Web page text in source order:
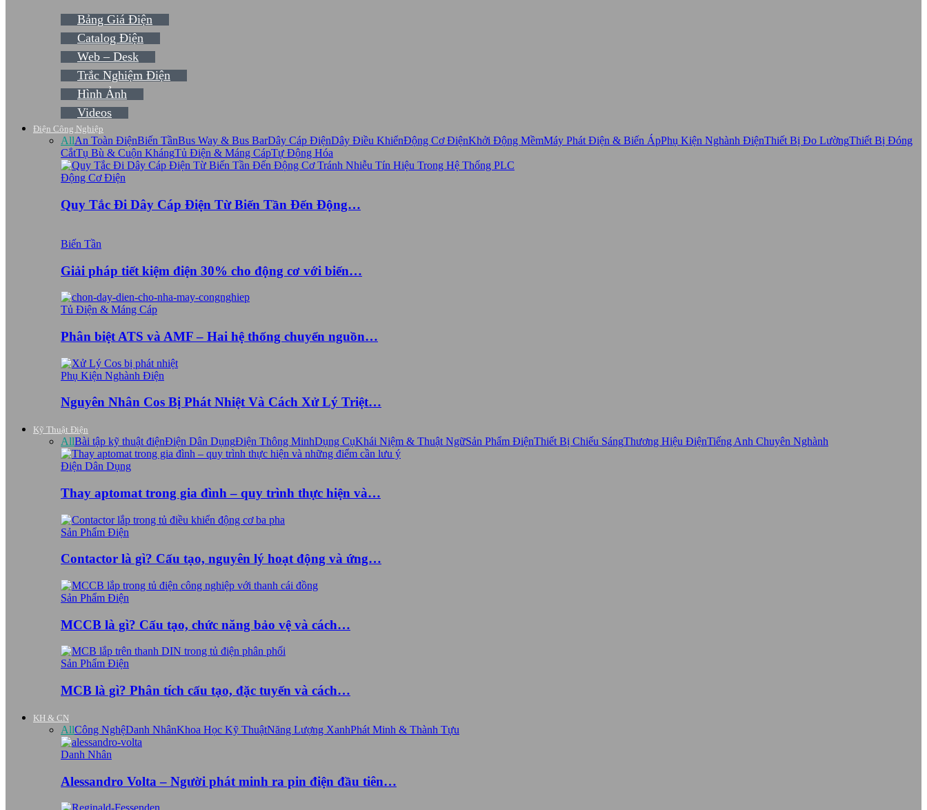
Bảng Giá Điện
Catalog Điện
Web – Desk
Trắc Nghiệm Điện
Hình Ảnh
Videos
Điện Công Nghiệp
AllAn Toàn ĐiệnBiến TầnBus Way & Bus BarDây Cáp ĐiệnDây Điều KhiểnĐộng Cơ ĐiệnKhởi Động MềmMáy Phát Điện & Biến ÁpPhụ Kiện Nghành ĐiệnThiết Bị Đo LườngThiết Bị Đóng
CắtTụ Bù & Cuộn KhángTủ Điện & Máng CápTự Động Hóa
Động Cơ Điện
Quy Tắc Đi Dây Cáp Điện Từ Biến Tần Đến Động…
Biến Tần
Giải pháp tiết kiệm điện 30% cho động cơ với biến…
Tủ Điện & Máng Cáp
Phân biệt ATS và AMF – Hai hệ thống chuyển nguồn…
Phụ Kiện Nghành Điện
Nguyên Nhân Cos Bị Phát Nhiệt Và Cách Xử Lý Triệt…
Kỹ Thuật Điện
AllBài tập kỹ thuật điệnĐiện Dân DụngĐiện Thông MinhDụng CụKhái Niệm & Thuật NgữSản Phẩm ĐiệnThiết Bị Chiếu SángThương Hiệu ĐiệnTiếng Anh Chuyên Nghành
Điện Dân Dụng
Thay aptomat trong gia đình – quy trình thực hiện và…
Sản Phẩm Điện
Contactor là gì? Cấu tạo, nguyên lý hoạt động và ứng…
Sản Phẩm Điện
MCCB là gì? Cấu tạo, chức năng bảo vệ và cách…
Sản Phẩm Điện
MCB là gì? Phân tích cấu tạo, đặc tuyến và cách…
KH & CN
AllCông NghệDanh NhânKhoa Học Kỹ ThuậtNăng Lượng XanhPhát Minh & Thành Tựu
Danh Nhân
Alessandro Volta – Người phát minh ra pin điện đầu tiên…